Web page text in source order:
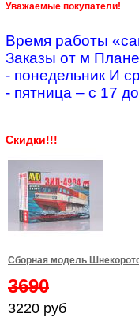
Уважаемые покупатели!
Время работы
Заказы от м
- понедельник И
- пятница – с 17
Скидки!!!
Сборная модель
3690
3220 руб